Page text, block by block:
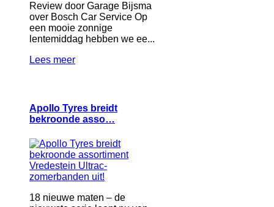
Review door Garage Bijsma
over Bosch Car Service Op
een mooie zonnige
lentemiddag hebben we ee...
Lees meer
Apollo Tyres breidt
bekroonde asso…
18 nieuwe maten – de